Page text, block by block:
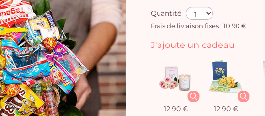
Quantité
Frais de livraison fixes : 10,90 €
J'ajoute un cadeau :
12,90 € 12,90 €